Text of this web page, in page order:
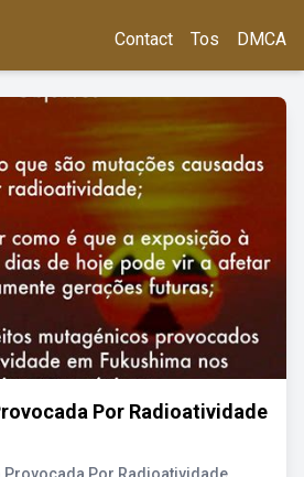
Contact Tos DMCA
Por Radioatividade